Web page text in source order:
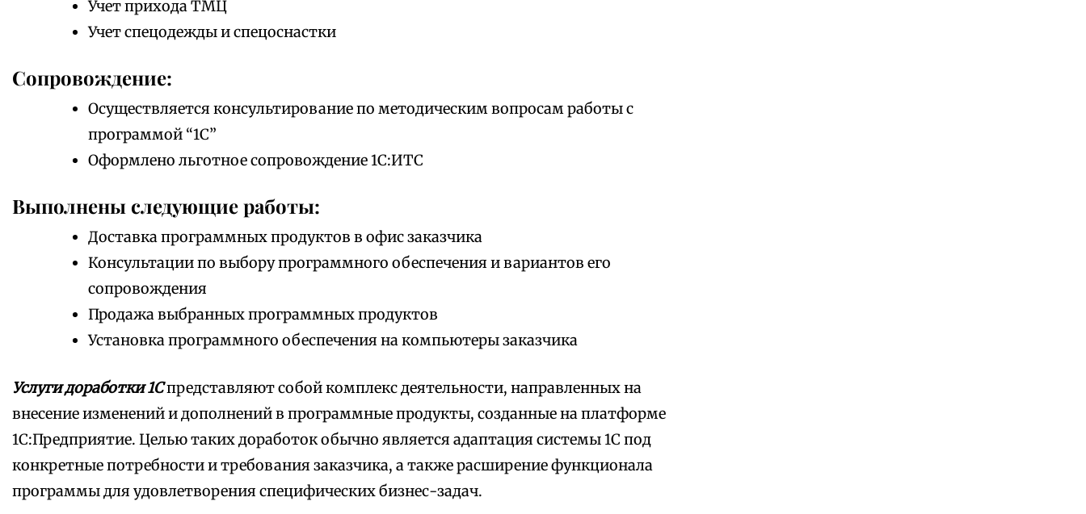
Учет прихода ТМЦ
Учет спецодежды и спецоснастки
Сопровождение:
Осуществляется консультирование по методическим вопросам работы с
программой “1С”
Оформлено льготное сопровождение 1С:ИТС
Выполнены следующие работы:
Доставка программных продуктов в офис заказчика
Консультации по выбору программного обеспечения и вариантов его
сопровождения
Продажа выбранных программных продуктов
Установка программного обеспечения на компьютеры заказчика
Услуги доработки 1Спредставляют собой комплекс деятельности, направленных на
внесение изменений и дополнений в программные продукты, созданные на платформе
1С:Предприятие. Целью таких доработок обычно является адаптация системы 1С под
конкретные потребности и требования заказчика, а также расширение функционала
программы для удовлетворения специфических бизнес-задач.